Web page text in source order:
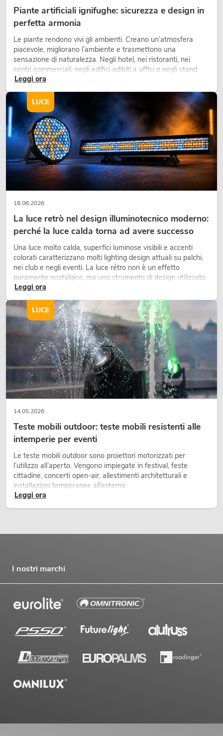
Piante artificiali ignifughe: sicurezza e design in
perfetta armonia
Le piante rendono vivi gli ambienti. Creano un’atmosfera
piacevole, migliorano l’ambiente e trasmettono una
sensazione di naturalezza. Negli hotel, nei ristoranti, nei
centri commerciali, negli edifici adibiti a uffici o negli stand
fieristici, una vegetazione di alta qualità è ormai parte
Leggi ora
18.06.2026
La luce retrò nel design illuminotecnico moderno:
perché la luce calda torna ad avere successo
Una luce molto calda, superfici luminose visibili e accenti
colorati caratterizzano molti lighting design attuali su palchi,
nei club e negli eventi. La luce rétro non è un effetto
puramente nostalgico, ma uno strumento di design utilizzato
in modo consapevole: crea atmosfera, dona carattere alle
Leggi ora
LUCE
14.05.2026
Teste mobili outdoor: teste mobili resistenti alle
intemperie per eventi
Le teste mobili outdoor sono proiettori motorizzati per
l’utilizzo all’aperto. Vengono impiegate in festival, feste
cittadine, concerti open-air, allestimenti architetturali e
installazioni temporanee all’esterno.
Leggi ora
LUCE
I nostri marchi